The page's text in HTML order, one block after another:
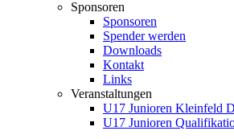
Sponsoren
Sponsoren
Spender werden
Downloads
Kontakt
Links
Veranstaltungen
U17 Junioren Kleinfeld
U17 Junioren